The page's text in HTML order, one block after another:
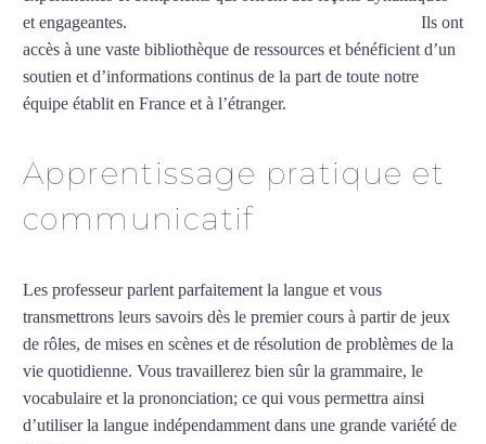
et engageantes.
Ils ont
accès à une vaste bibliothèque de ressources et bénéficient d’un
soutien et d’informations continus de la part de toute notre
équipe établit en France et à l’étranger.
Apprentissage pratique et
communicatif
Les professeur parlent parfaitement la langue et vous
transmettrons leurs savoirs dès le premier cours à partir de jeux
de rôles, de mises en scènes et de résolution de problèmes de la
vie quotidienne. Vous travaillerez bien sûr la grammaire, le
vocabulaire et la prononciation; ce qui vous permettra ainsi
d’utiliser la langue indépendamment dans une grande variété de